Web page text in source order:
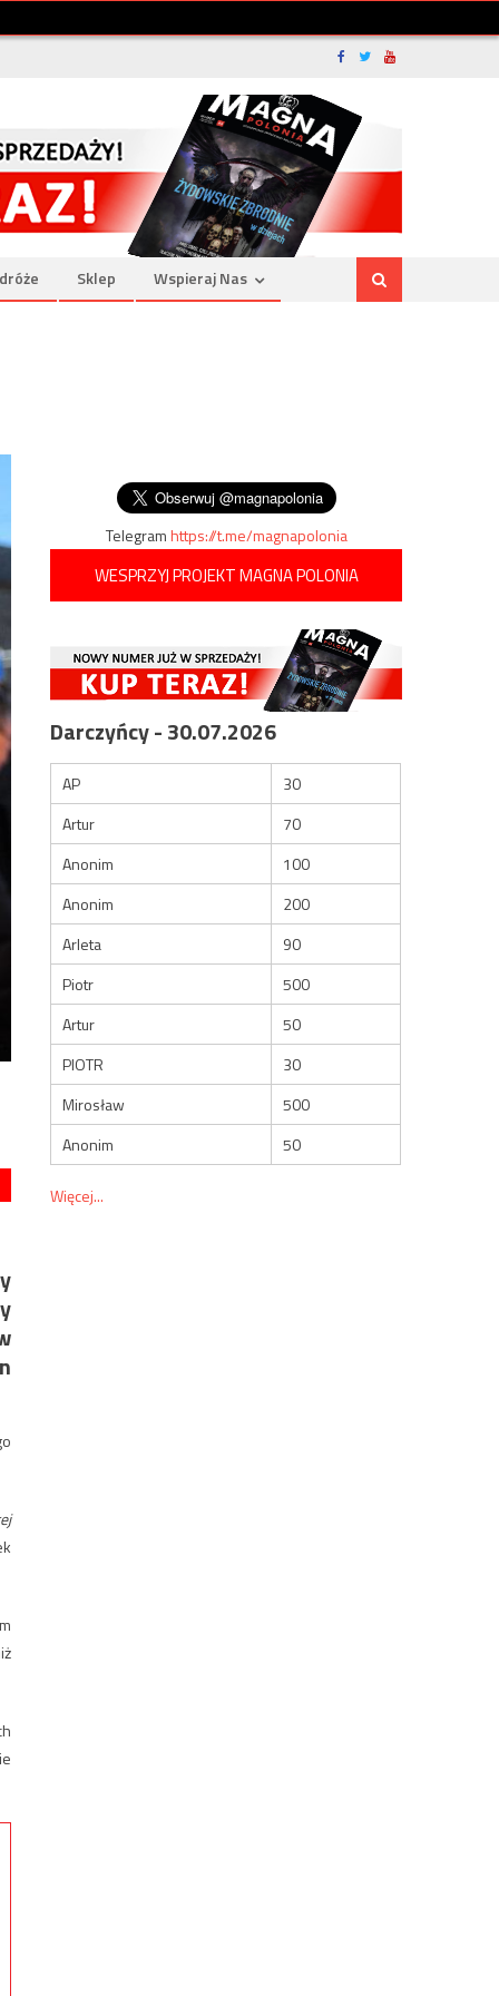
Sklep Wspieraj Nas
Telegramhttps://t.me/magnapolonia
WESPRZYJ PROJEKT MAGNA POLONIA
Darczyńcy - 30.07.2026
AP
30
Artur
70
Anonim
100
Anonim
200
Arleta
90
Piotr
500
Artur
50
PIOTR
30
Mirosław
500
Anonim
50
Więcej...